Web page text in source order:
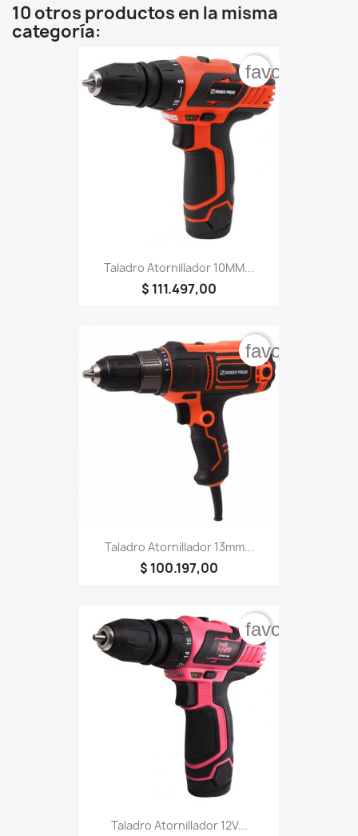
10 otros productos en la misma
categoría:
Taladro Atornillador 10MM...
$ 111.497,00
Taladro Atornillador 13mm...
$ 100.197,00
Taladro Atornillador 12V...